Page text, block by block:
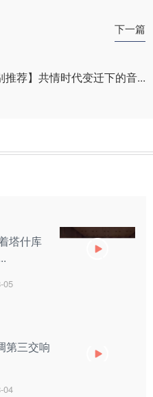
下一篇
推荐】共情时代变迁下的音...
塔什库
05
第三交响
04